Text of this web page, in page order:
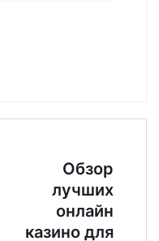
Обзор
лучших
онлайн
казино для